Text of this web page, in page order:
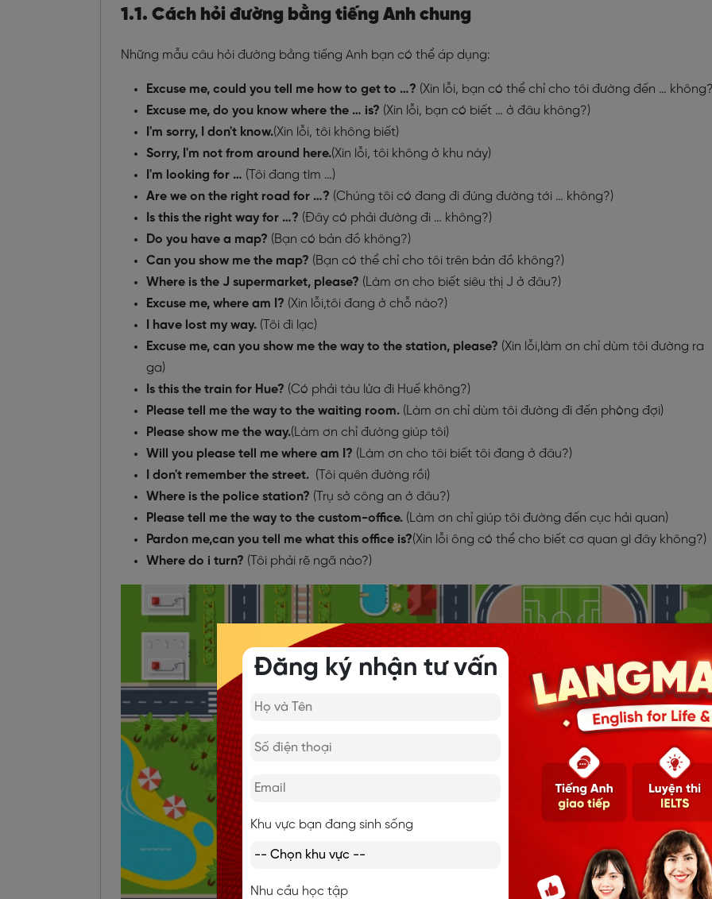
1.1. Cách hỏi đường bằng tiếng Anh chung
Những mẫu câu hỏi đường bằng tiếng Anh bạn có thể áp dụng:
Excuse me, could you tell me how to get to …? (Xin lỗi, bạn có thể chỉ cho tôi đường đến …
Excuse me, do you know where the … is? (Xin lỗi, bạn có biết … ở đâu không?)
I'm sorry, I don't know.(Xin lỗi, tôi không biết)
Sorry, I'm not from around here.(Xin lỗi, tôi không ở khu này)
I'm looking for … (Tôi đang tìm …)
Are we on the right road for …? (Chúng tôi có đang đi đúng đường tới … không?)
Is this the right way for …? (Đây có phải đường đi … không?)
Do you have a map? (Bạn có bản đồ không?)
Can you show me the map? (Bạn có thể chỉ cho tôi trên bản đồ không?)
Where is the J supermarket, please? (Làm ơn cho biết siêu thị J ở đâu?)
Excuse me, where am I? (Xin lỗi,tôi đang ở chỗ nào?)
I have lost my way. (Tôi đi lạc)
Excuse me, can you show me the way to the station, please? (Xin lỗi,làm ơn chỉ dùm tôi đường ra
ga)
Is this the train for Hue? (Có phải tàu lửa đi Huế không?)
Please tell me the way to the waiting room. (Làm ơn chỉ dùm tôi đường đi đến phòng đợi)
Please show me the way.(Làm ơn chỉ đường giúp tôi)
Will you please tell me where am I? (Làm ơn cho tôi biết tôi đang ở đâu?)
I don't remember the street. (Tôi quên đường rồi)
Where is the police station? (Trụ sở công an ở đâu?)
Please tell me the way to the custom-office. (Làm ơn chỉ giúp tôi đường đến cục hải quan)
Pardon me,can you tell me what this office is?(Xin lỗi ông có thể cho biết cơ quan gì đây không?)
Where do i turn? (Tôi phải rẽ ngã nào?)
Đăng ký nhận tư vấn
Khu vực bạn đang sinh sống
Nhu cầu học tập